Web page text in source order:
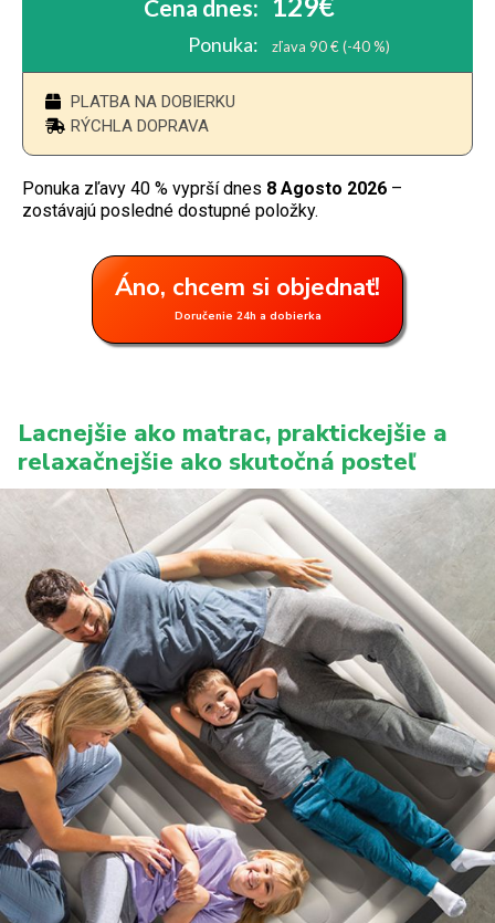
Cena dnes: 129€
Ponuka: zľava 90 € (-40 %)
PLATBA NA DOBIERKU
RÝCHLA DOPRAVA
Ponuka zľavy 40 % vyprší dnes 8 Agosto 2026 –
zostávajú posledné dostupné položky.
Áno, chcem si objednať!
Doručenie 24h a dobierka
Lacnejšie ako matrac, praktickejšie a
relaxačnejšie ako skutočná posteľ